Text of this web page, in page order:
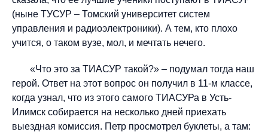
(ныне ТУСУР – Томский университет систем
управления и радиоэлектроники). А тем, кто плохо
учится, о таком вузе, мол, и мечтать нечего.
«Что это за ТИАСУР такой?» – подумал тогда наш
герой. Ответ на этот вопрос он получил в 11-м классе,
когда узнал, что из этого самого ТИАСУРа в Усть-
Илимск собирается на несколько дней приехать
выездная комиссия. Петр просмотрел буклеты, а там: